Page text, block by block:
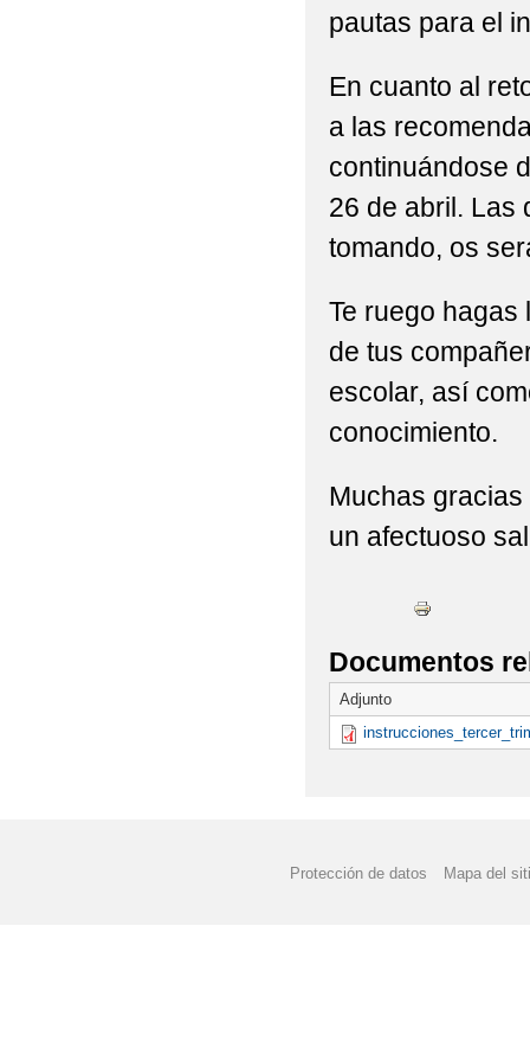
pautas para el
En cuanto al
a las
continuándose
26 de abril. Las
tomando, os
Te ruego
de tus
escolar, así
conocimiento.
Muchas
un afectuoso
Documentos
Adjunto
Protección de datos Mapa del